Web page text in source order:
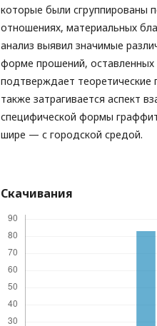
которые были сгруппированы
отношениях, материальных
анализ выявил значимые
форме прошений, оставленных
подтверждает теоретические
также затрагивается аспект
специфической формы
шире — с городской средой.
Скачивания